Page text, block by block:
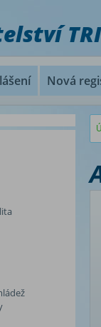
Nová